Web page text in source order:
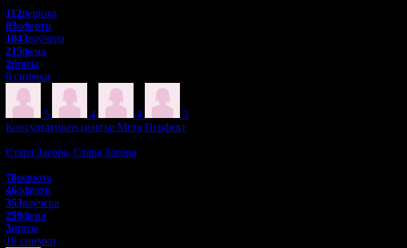
112ревюта
83оферти
1043ваучера
215фена
2приза
8 снимки
5 4 4
3
Консултативен център Мета Перфект
Стара Загора, Стара Загора
78ревюта
46оферти
353ваучера
259фена
3приза
18 снимки